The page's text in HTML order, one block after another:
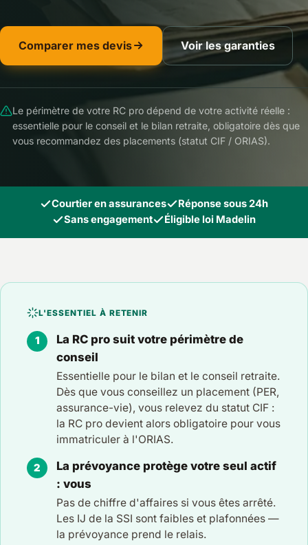
Comparer mes devis Voir les garanties
Le périmètre de votre RC pro dépend de votre activité réelle :
essentielle pour le conseil et le bilan retraite, obligatoire dès que
vous recommandez des placements (statut CIF / ORIAS).
Courtier en assurances
Réponse sous 24h
Sans engagement
Éligible loi Madelin
L'ESSENTIEL À RETENIR
La RC pro suit votre périmètre de
conseil
Essentielle pour le bilan et le conseil retraite.
Dès que vous conseillez un placement (PER,
assurance-vie), vous relevez du statut CIF :
la RC pro devient alors obligatoire pour vous
immatriculer à l'ORIAS.
La prévoyance protège votre seul actif
: vous
Pas de chiffre d'affaires si vous êtes arrêté.
Les IJ de la SSI sont faibles et plafonnées —
la prévoyance prend le relais.